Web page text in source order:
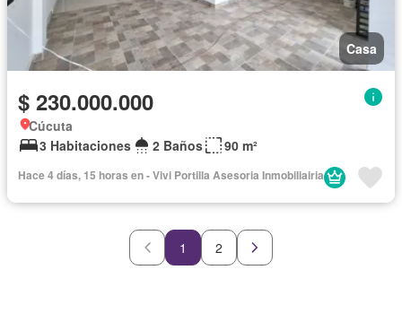
Casa
$ 230.000.000
Cúcuta
3 Habitaciones
2 Baños 90 m²
Hace 4 días, 15 horas en - Vivi Portilla Asesoria Inmobiliairia
1 2